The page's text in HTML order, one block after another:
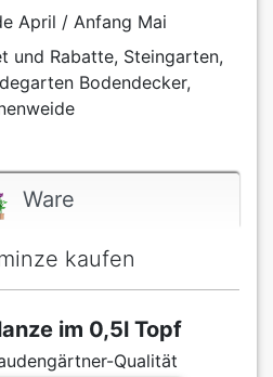
April / Anfang Mai
und Rabatte, Steingarten,
Bodendecker,
Ware
kaufen
im 0,5l Topf
Qualität